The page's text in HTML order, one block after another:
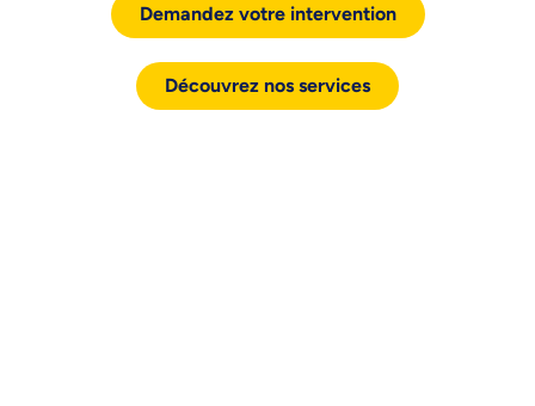
Demandez votre intervention
Découvrez nos services